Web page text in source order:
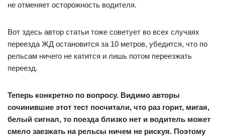
не отменяет осторожность водителя.
Вот здесь автор статьи тоже советует во всех случаях
переезда ЖД остановится за 10 метров, убедится, что по
рельсам ничего не катится и лишь потом переезжать
переезд.
Теперь конкретно по вопросу. Видимо авторы
сочинившие этот тест посчитали, что раз горит, мигая,
белый сигнал, то поезда близко нет и водитель может
смело заезжать на рельсы ничем не рискуя. Поэтому